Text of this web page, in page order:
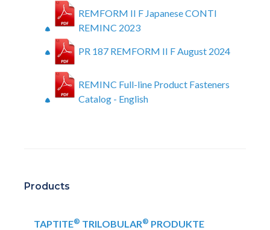
REMFORM II F Japanese CONTI
REMINC 2023
PR 187 REMFORM II F August 2024
REMINC Full-line Product Fasteners
Catalog - English
Products
TAPTITE® TRILOBULAR® PRODUKTE